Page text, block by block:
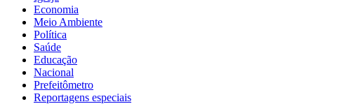
Economia
Meio Ambiente
Política
Saúde
Educação
Nacional
Prefeitômetro
Reportagens especiais